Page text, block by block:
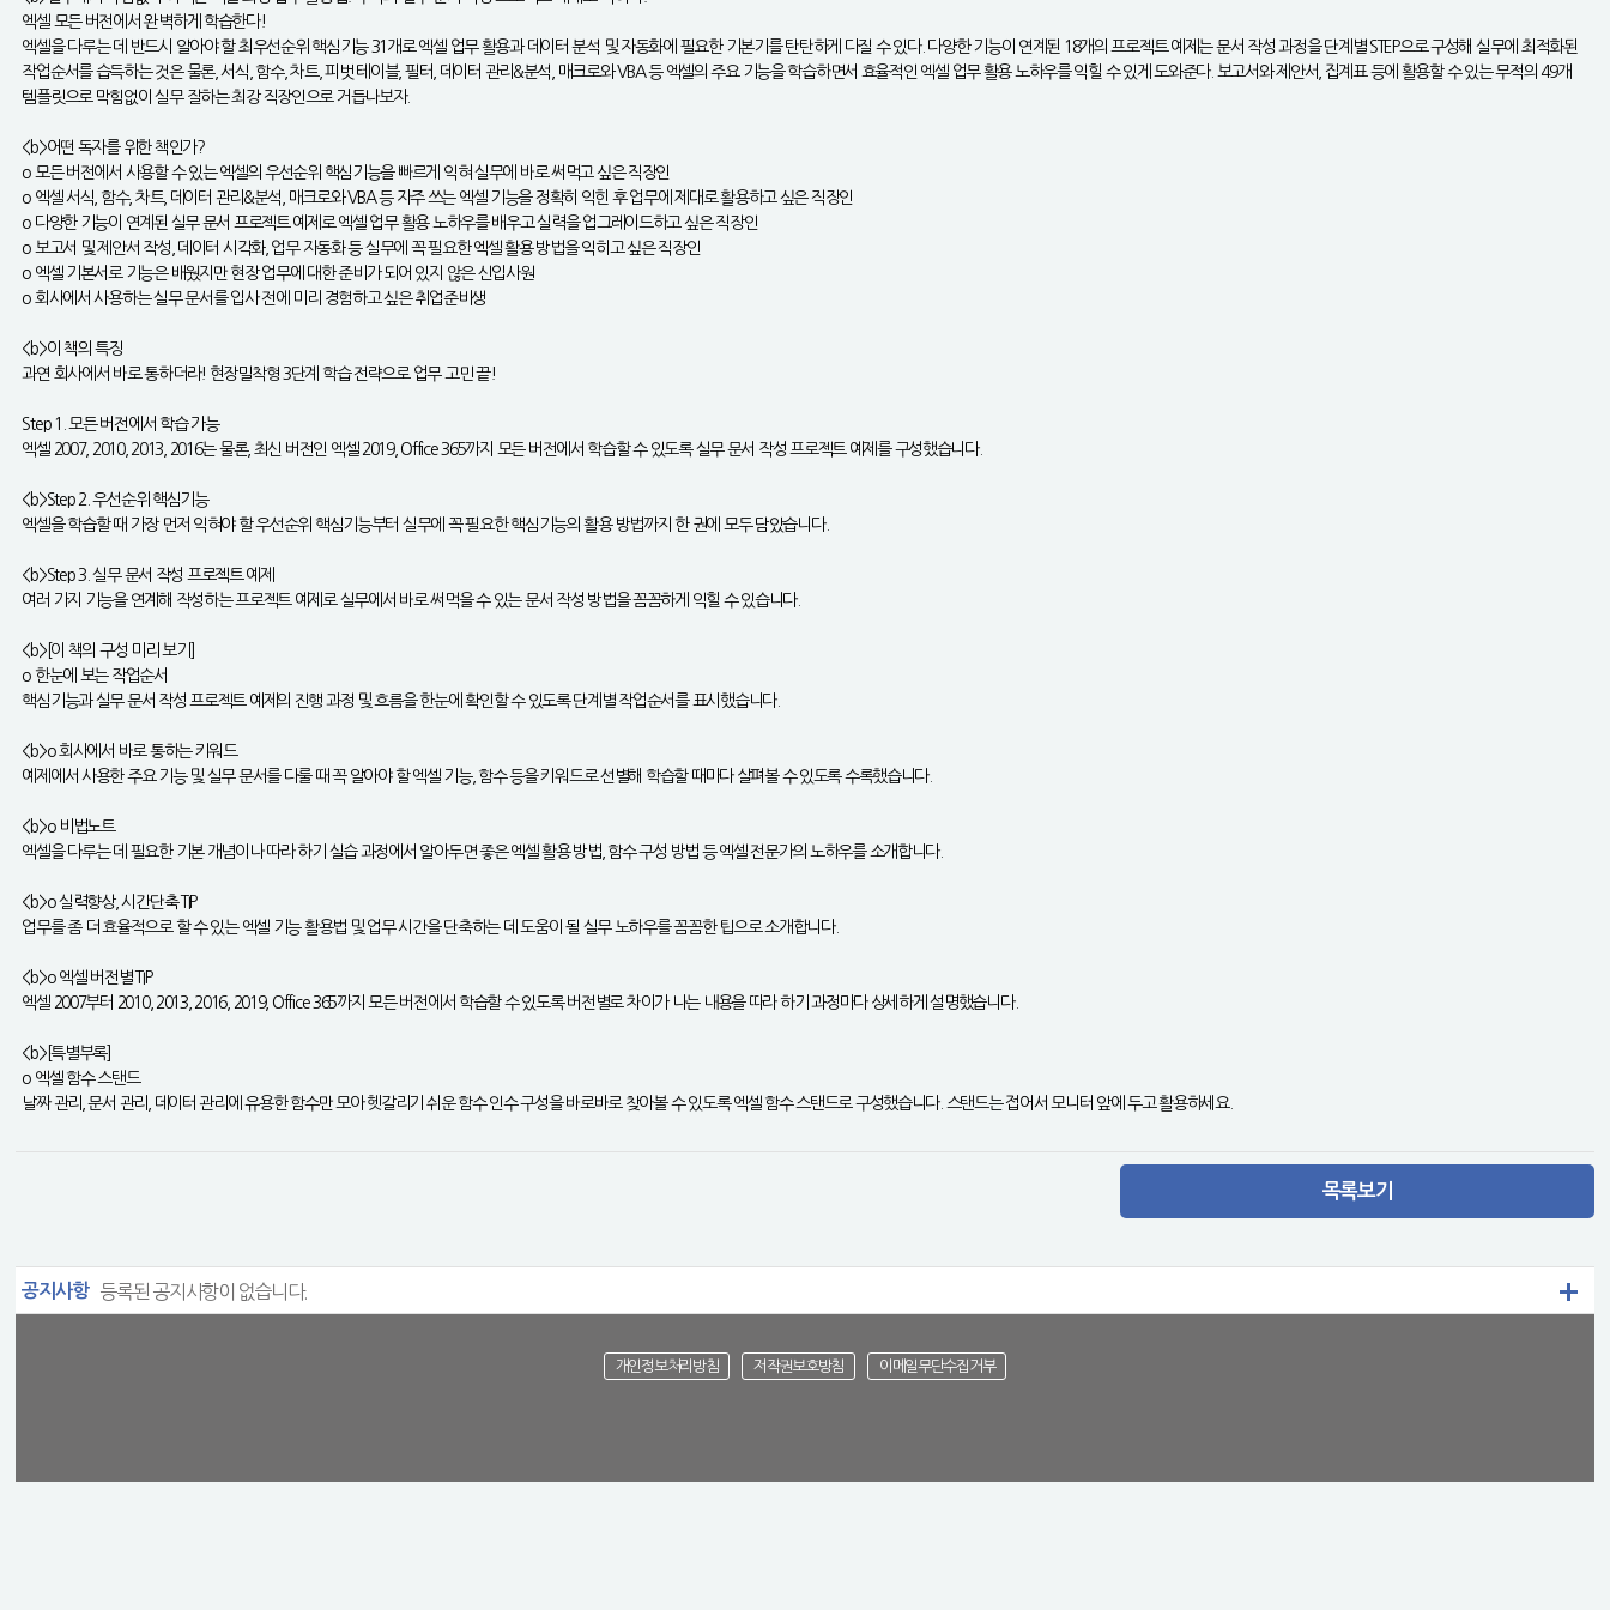
엑셀 모든 버전에서 완벽하게 학습한다!
엑셀을 다루는 데 반드시 알아야 할 최우선순위 핵심기능 31개로 엑셀 업무 활용과 데이터 분석 및 자동화에 필요한 기본기를 탄탄하게 다질 수 있다. 다양한 기능이 연계된 18개의 프로젝트 예제는 문서 작성 과정을 단계별 STEP으로 구성해 실무에 최적화된
작업순서를 습득하는 것은 물론, 서식, 함수, 차트, 피벗 테이블, 필터, 데이터 관리&분석, 매크로와 VBA 등 엑셀의 주요 기능을 학습하면서 효율적인 엑셀 업무 활용 노하우를 익힐 수 있게 도와준다. 보고서와 제안서, 집계표 등에 활용할 수 있는 무적의 49개
템플릿으로 막힘없이 실무 잘하는 최강 직장인으로 거듭나보자.
<b>어떤 독자를 위한 책인가?
o 모든 버전에서 사용할 수 있는 엑셀의 우선순위 핵심기능을 빠르게 익혀 실무에 바로 써먹고 싶은 직장인
o 엑셀 서식, 함수, 차트, 데이터 관리&분석, 매크로와 VBA 등 자주 쓰는 엑셀 기능을 정확히 익힌 후 업무에 제대로 활용하고 싶은 직장인
o 다양한 기능이 연계된 실무 문서 프로젝트 예제로 엑셀 업무 활용 노하우를 배우고 실력을 업그레이드하고 싶은 직장인
o 보고서 및 제안서 작성, 데이터 시각화, 업무 자동화 등 실무에 꼭 필요한 엑셀 활용 방법을 익히고 싶은 직장인
o 엑셀 기본서로 기능은 배웠지만 현장 업무에 대한 준비가 되어 있지 않은 신입사원
o 회사에서 사용하는 실무 문서를 입사 전에 미리 경험하고 싶은 취업준비생
<b>이 책의 특징
과연 회사에서 바로 통하더라! 현장밀착형 3단계 학습 전략으로 업무 고민 끝!
Step 1. 모든 버전에서 학습 가능
엑셀 2007, 2010, 2013, 2016는 물론, 최신 버전인 엑셀 2019, Office 365까지 모든 버전에서 학습할 수 있도록 실무 문서 작성 프로젝트 예제를 구성했습니다.
<b>Step 2. 우선순위 핵심기능
엑셀을 학습할 때 가장 먼저 익혀야 할 우선순위 핵심기능부터 실무에 꼭 필요한 핵심기능의 활용 방법까지 한 권에 모두 담았습니다.
<b>Step 3. 실무 문서 작성 프로젝트 예제
여러 가지 기능을 연계해 작성하는 프로젝트 예제로 실무에서 바로 써먹을 수 있는 문서 작성 방법을 꼼꼼하게 익힐 수 있습니다.
<b>[이 책의 구성 미리 보기]
o 한눈에 보는 작업순서
핵심기능과 실무 문서 작성 프로젝트 예제의 진행 과정 및 흐름을 한눈에 확인할 수 있도록 단계별 작업순서를 표시했습니다.
<b>o 회사에서 바로 통하는 키워드
예제에서 사용한 주요 기능 및 실무 문서를 다룰 때 꼭 알아야 할 엑셀 기능, 함수 등을 키워드로 선별해 학습할 때마다 살펴볼 수 있도록 수록했습니다.
<b>o 비법노트
엑셀을 다루는 데 필요한 기본 개념이나 따라 하기 실습 과정에서 알아두면 좋은 엑셀 활용 방법, 함수 구성 방법 등 엑셀 전문가의 노하우를 소개합니다.
<b>o 실력향상, 시간단축 TIP
업무를 좀 더 효율적으로 할 수 있는 엑셀 기능 활용법 및 업무 시간을 단축하는 데 도움이 될 실무 노하우를 꼼꼼한 팁으로 소개합니다.
<b>o 엑셀 버전별 TIP
엑셀 2007부터 2010, 2013, 2016, 2019, Office 365까지 모든 버전에서 학습할 수 있도록 버전별로 차이가 나는 내용을 따라 하기 과정마다 상세하게 설명했습니다.
<b>[특별부록]
o 엑셀 함수 스탠드
날짜 관리, 문서 관리, 데이터 관리에 유용한 함수만 모아 헷갈리기 쉬운 함수 인수 구성을 바로바로 찾아볼 수 있도록 엑셀 함수 스탠드로 구성했습니다. 스탠드는 접어서 모니터 앞에 두고 활용하세요.
목록보기
공지사항 등록된 공지사항이 없습니다.
개인정보처리방침 저작권보호방침 이메일무단수집거부